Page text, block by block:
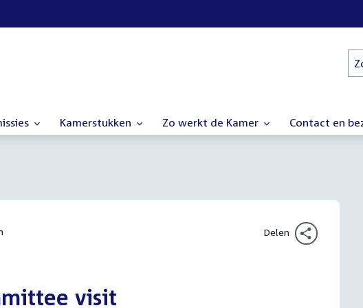
Kamerstukken Zo werkt de Kamer Contact en
Delen
visit